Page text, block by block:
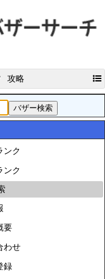
攻略
ンク
ンク
要
わせ
録